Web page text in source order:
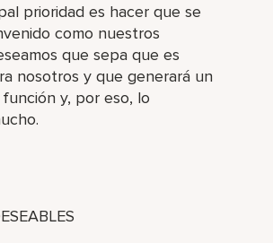
prioridad es hacer que se
como nuestros
que sepa que es
nosotros y que generará un
y, por eso, lo